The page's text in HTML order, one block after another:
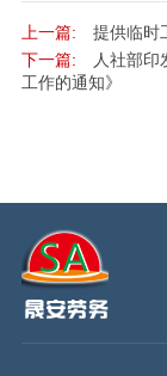
上一篇:
提供临时
下一篇:
人社部
工作的通知》